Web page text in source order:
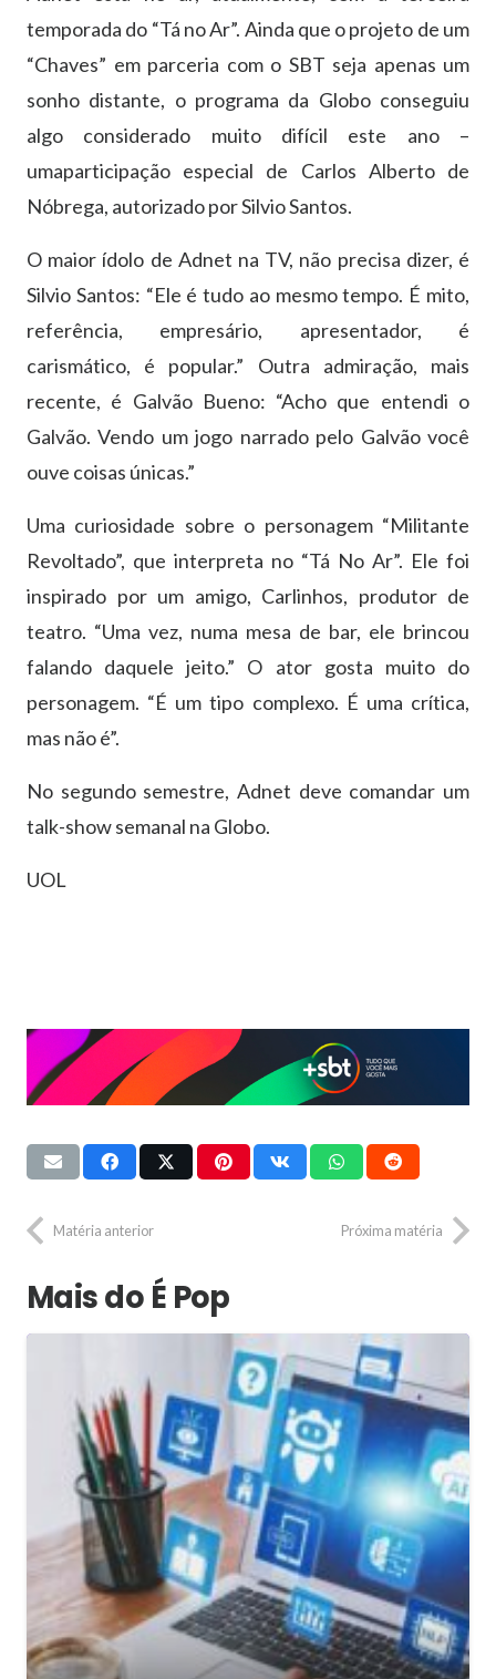
temporada do “Tá no Ar”. Ainda que o projeto de um
“Chaves” em parceria com o SBT seja apenas um
sonho distante, o programa da Globo conseguiu
algo considerado muito difícil este ano –
umaparticipação especial de Carlos Alberto de
Nóbrega, autorizado por Silvio Santos.
O maior ídolo de Adnet na TV, não precisa dizer, é
Silvio Santos: “Ele é tudo ao mesmo tempo. É mito,
referência, empresário, apresentador, é
carismático, é popular.” Outra admiração, mais
recente, é Galvão Bueno: “Acho que entendi o
Galvão. Vendo um jogo narrado pelo Galvão você
ouve coisas únicas.”
Uma curiosidade sobre o personagem “Militante
Revoltado”, que interpreta no “Tá No Ar”. Ele foi
inspirado por um amigo, Carlinhos, produtor de
teatro. “Uma vez, numa mesa de bar, ele brincou
falando daquele jeito.” O ator gosta muito do
personagem. “É um tipo complexo. É uma crítica,
mas não é”.
No segundo semestre, Adnet deve comandar um
talk-show semanal na Globo.
UOL
Matéria anterior Próxima matéria
Mais do É Pop